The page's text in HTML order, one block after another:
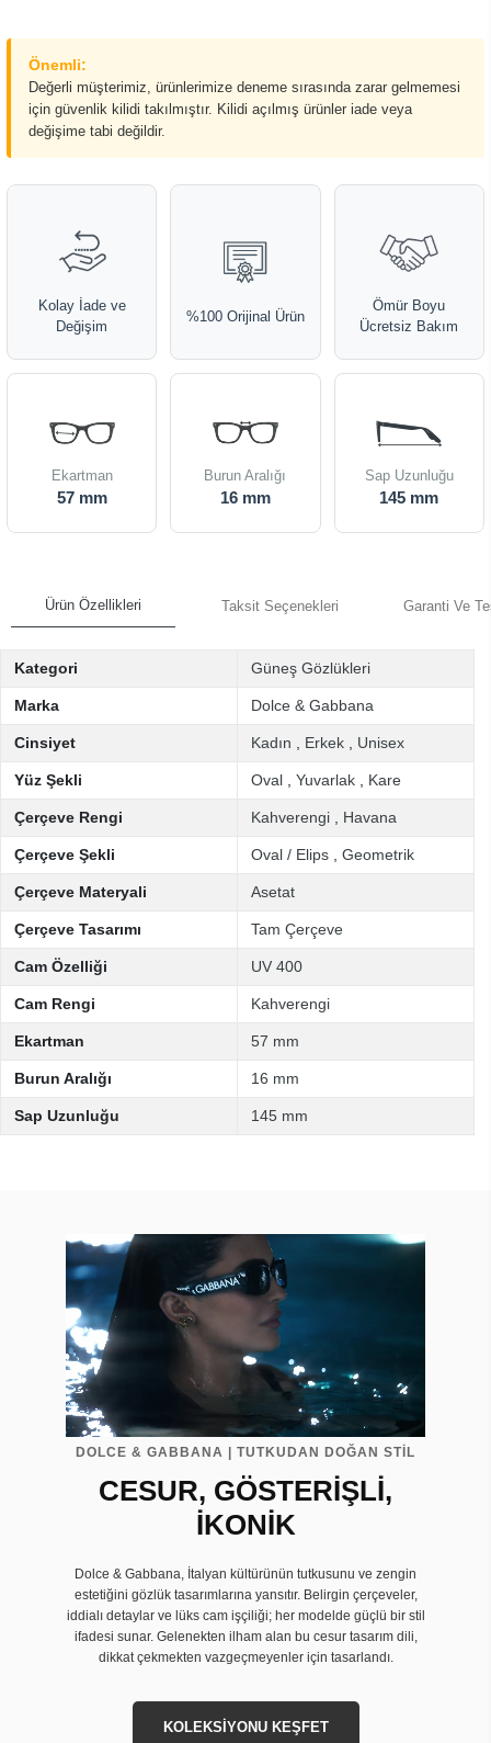
Önemli:
Değerli müşterimiz, ürünlerimize deneme sırasında zarar gelmemesi
için güvenlik kilidi takılmıştır. Kilidi açılmış ürünler iade veya
değişime tabi değildir.
Kolay İade ve
Değişim
%100 Orijinal Ürün
Ömür Boyu
Ücretsiz Bakım
Ekartman
57 mm
Burun Aralığı
16 mm
Sap Uzunluğu
145 mm
Ürün Özellikleri Taksit Seçenekleri Garanti Ve
Kategori Güneş Gözlükleri
Marka Dolce & Gabbana
Cinsiyet Kadın Erkek Unisex
Yüz Şekli Oval Yuvarlak Kare
Çerçeve Rengi Kahverengi Havana
Çerçeve Şekli Oval / Elips Geometrik
Çerçeve Materyali Asetat
Çerçeve Tasarımı Tam Çerçeve
Cam Özelliği UV 400
Cam Rengi Kahverengi
Ekartman 57 mm
Burun Aralığı 16 mm
Sap Uzunluğu 145 mm
DOLCE & GABBANA | TUTKUDAN DOĞAN STİL
CESUR, GÖSTERİŞLİ,
İKONİK
Dolce & Gabbana, İtalyan kültürünün tutkusunu ve zengin
estetiğini gözlük tasarımlarına yansıtır. Belirgin çerçeveler,
iddialı detaylar ve lüks cam işçiliği; her modelde güçlü bir stil
ifadesi sunar. Gelenekten ilham alan bu cesur tasarım dili,
dikkat çekmekten vazgeçmeyenler için tasarlandı.
KOLEKSİYONU KEŞFET